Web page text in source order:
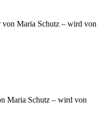
Maria Schutz – wird von
Maria Schutz – wird von